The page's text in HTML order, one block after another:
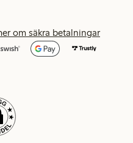
om säkra betalningar